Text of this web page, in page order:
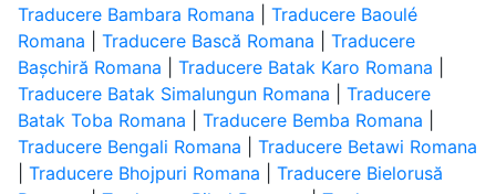
Traducere Bambara Romana
Traducere Baoulé
Romana
Traducere Bască Romana
Traducere
Bașchiră Romana
Traducere Batak Karo Romana
Traducere Batak Simalungun Romana
Traducere
Batak Toba Romana
Traducere Bemba Romana
Traducere Bengali Romana
Traducere Betawi Romana
Traducere Bhojpuri Romana
Traducere Bielorusă